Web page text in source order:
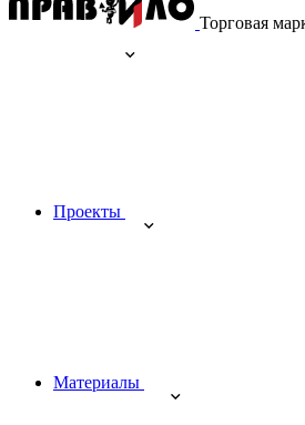
Торговая
Проекты
Материалы